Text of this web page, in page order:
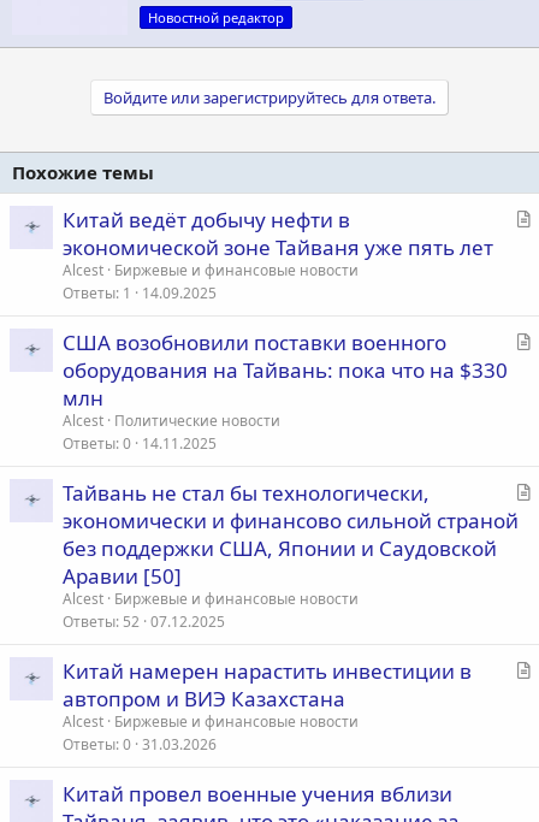
рНовостной редактор
Войдите или зарегистрируйтесь для ответа.
Похожие темы
С
я
Китай ведёт добычу нефти в
экономической зоне Тайваня уже пять лет
Alcest Биржевые и финансовые новости
Ответы 1 14.09.2025
С
США возобновили поставки военного
оборудования на Тайвань: пока что на $330
млн
Alcest Политические новости
Ответы 0 14.11.2025
С
Тайвань не стал бы технологически,
экономически и финансово сильной страной
без поддержки США, Японии и Саудовской
Аравии [50]
Alcest Биржевые и финансовые новости
Ответы 52 07.12.2025
С
Китай намерен нарастить инвестиции в
автопром и ВИЭ Казахстана
Alcest Биржевые и финансовые новости
Ответы 0 31.03.2026
Китай провел военные учения вблизи